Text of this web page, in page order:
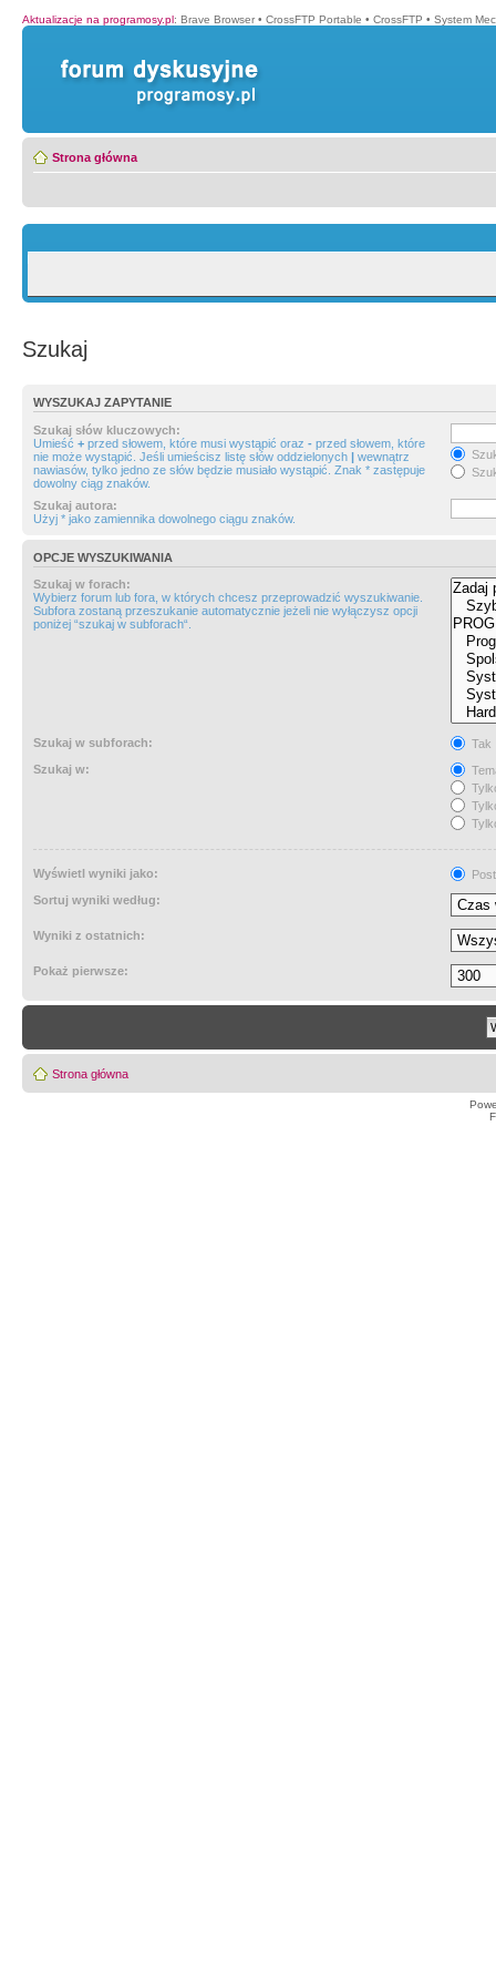
Aktualizacje na programosy.pl: Brave Browser • CrossFTP Portable • CrossFTP • System
Strona główna
Szukaj
WYSZUKAJ ZAPYTANIE
Szukaj słów kluczowych:
Umieść + przed słowem, które musi wystąpić oraz - przed słowem, które
nie może wystąpić. Jeśli umieścisz listę słów oddzielonych | wewnątrz
nawiasów, tylko jedno ze słów będzie musiało wystąpić. Znak * zastępuje
dowolny ciąg znaków.
Szukaj autora:
Użyj * jako zamiennika dowolnego ciągu znaków.
OPCJE WYSZUKIWANIA
Szukaj w forach:
Wybierz forum lub fora, w których chcesz przeprowadzić wyszukiwanie.
Subfora zostaną przeszukanie automatycznie jeżeli nie wyłączysz opcji
poniżej “szukaj w subforach“.
Szukaj w subforach:
Tak
Szukaj w:
Wyświetl wyniki jako:
Sortuj wyniki według:
Wyniki z ostatnich:
Pokaż pierwsze:
Strona główna